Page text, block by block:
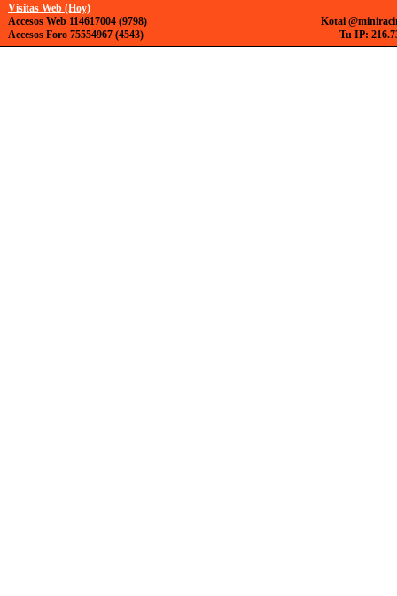
Visitas Web (Hoy)
Accesos Web 114617004 (9798)
Accesos Foro 75554967 (4543)
Kotai
Tu IP: